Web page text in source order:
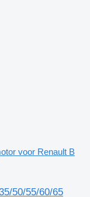
voor Renault B
50/55/60/65